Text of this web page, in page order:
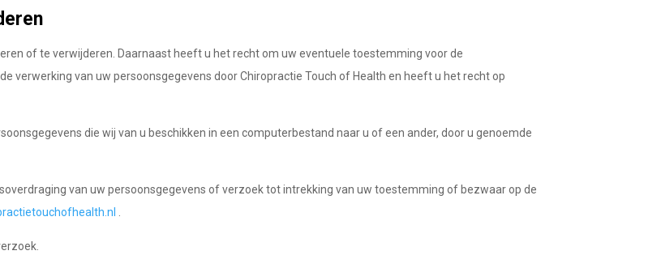
of te verwijderen. Daarnaast heeft u het recht om uw eventuele toestemming voor de
verwerking van uw persoonsgegevens door Chiropractie Touch of Health en heeft u het recht op
die wij van u beschikken in een computerbestand naar u of een ander, door u genoemde
van uw persoonsgegevens of verzoek tot intrekking van uw toestemming of bezwaar op de